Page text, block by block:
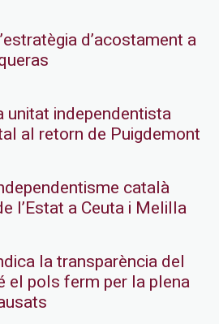
d’acostament a
unitat independentista
al retorn de Puigdemont
català
l’Estat a Ceuta i Melilla
la transparència del
el pols ferm per la plena